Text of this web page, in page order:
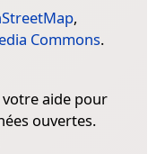
,
Commons.
aide pour
ouvertes.